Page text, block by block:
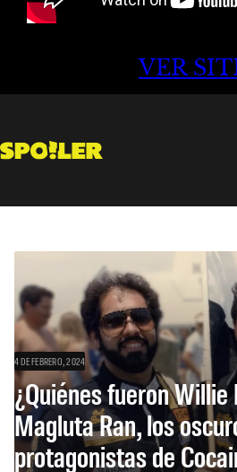
VER
4 DE FEBRERO, 2024
¿Quiénes fueron Willie
Magluta Ran, los
protagonistas de